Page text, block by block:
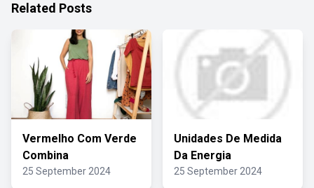
Related Posts
Vermelho Com Verde
Combina
25 September 2024
Unidades De Medida
Da Energia
25 September 2024